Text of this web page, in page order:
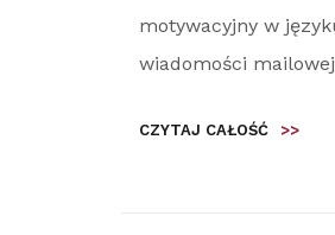
motywacyjny w
wiadomości
CZYTAJ CAŁOŚĆ >>